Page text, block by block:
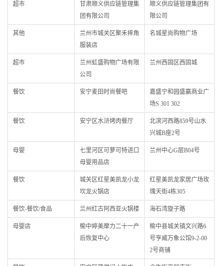
超市
甘肃顺义供应链管理集
团有限公司
顺义供应链管理集团有
限公司
其他
兰州市城关区聚禾摔角
服装店
名城星尚购物广场
超市
兰州虹盛购物广场有限
公司
兰州西固区西固城
餐饮 安宁麦田时尚餐吧
嘉盛宁和园盛赢商业广
场S 301 302
餐饮 安宁区水浒烤肉餐厅
北滨河西路859号山水
兴城B座2号
母婴
七里河区可萝可特进口
母婴用品店
兰州中心G层B04号
餐饮
城关区红星美凯龙小龙
坎龙火锅店
红星美凯龙家居广场玫
瑰天街4栋305
餐饮-餐饮/食品 兰州红古阿西亚火锅楼 海石湾旋子路
母婴店
榆中婷美摩力二十一产
后恢复中心
榆中县城关镇文兴路6
号亨威万象公馆9-2-00
2号商铺